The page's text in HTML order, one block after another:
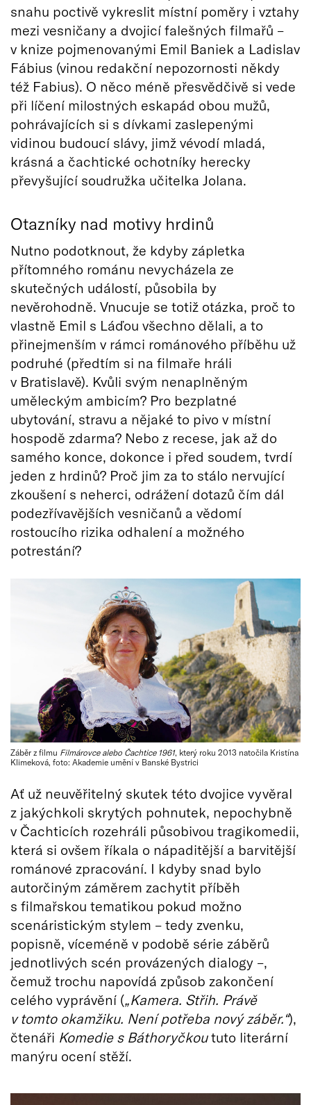
snahu poctivě vykreslit místní poměry i vztahy
mezi vesničany a dvojicí falešných filmařů –
v knize pojmenovanými Emil Baniek a Ladislav
Fábius (vinou redakční nepozornosti někdy
též Fabius). O něco méně přesvědčivě si vede
při líčení milostných eskapád obou mužů,
pohrávajících si s dívkami zaslepenými
vidinou budoucí slávy, jimž vévodí mladá,
krásná a čachtické ochotníky herecky
převyšující soudružka učitelka Jolana.
Otazníky nad motivy hrdinů
Nutno podotknout, že kdyby zápletka
přítomného románu nevycházela ze
skutečných událostí, působila by
nevěrohodně. Vnucuje se totiž otázka, proč to
vlastně Emil s Láďou všechno dělali, a to
přinejmenším v rámci románového příběhu už
podruhé (předtím si na filmaře hráli
v Bratislavě). Kvůli svým nenaplněným
uměleckým ambicím? Pro bezplatné
ubytování, stravu a nějaké to pivo v místní
hospodě zdarma? Nebo z recese, jak až do
samého konce, dokonce i před soudem, tvrdí
jeden z hrdinů? Proč jim za to stálo nervující
zkoušení s neherci, odrážení dotazů čím dál
podezřívavějších vesničanů a vědomí
rostoucího rizika odhalení a možného
potrestání?
Záběr z filmu Filmárovce alebo Čachtice 1961 , který roku 2013 natočila Kristína
Klimeková, foto: Akademie umění v Banské Bystrici
Ať už neuvěřitelný skutek této dvojice vyvěral
z jakýchkoli skrytých pohnutek, nepochybně
v Čachticích rozehráli působivou tragikomedii,
která si ovšem říkala o nápaditější a barvitější
románové zpracování. I kdyby snad bylo
autorčiným záměrem zachytit příběh
s filmařskou tematikou pokud možno
scenáristickým stylem – tedy zvenku,
popisně, víceméně v podobě série záběrů
jednotlivých scén provázených dialogy –,
čemuž trochu napovídá způsob zakončení
celého vyprávění („Kamera. Střih. Právě
v tomto okamžiku. Není potřeba nový záběr.“),
čtenáři Komedie s Báthoryčkoututo literární
manýru ocení stěží.